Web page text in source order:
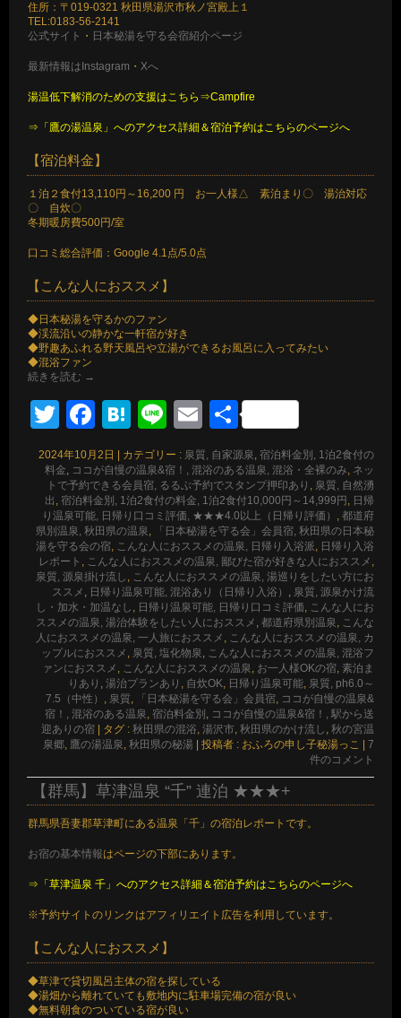
住所：〒019-0321 秋田県湯沢市秋ノ宮殿上１
TEL:0183-56-2141
公式サイト ・ 日本秘湯を守る会宿紹介ページ
最新情報はInstagram ・Xへ
湯温低下解消のための支援はこちら⇒Campfire
⇒「鷹の湯温泉」へのアクセス詳細＆宿泊予約はこちらのページへ
【宿泊料金】
１泊２食付13,110円～16,200 円 お一人様△ 素泊まり〇 湯治対応
〇 自炊〇
冬期暖房費500円/室
口コミ総合評価：Google 4.1点/5.0点
【こんな人におススメ】
◆日本秘湯を守るかのファン
◆渓流沿いの静かな一軒宿が好き
◆野趣あふれる野天風呂や立湯ができるお風呂に入ってみたい
◆混浴ファン
続きを読む →
TwitterFacebook
Hatena
LineEmail
共
有
2024年10月2日 カテゴリー : 泉質, 自家源泉, 宿泊料金別, 1泊2食付の
料金, ココが自慢の温泉&宿！, 混浴のある温泉, 混浴・全裸のみ, ネッ
トで予約できる会員宿, るるぶ予約でスタンプ押印あり , 泉質, 自然湧
出 , 宿泊料金別, 1泊2食付の料金, 1泊2食付10,000円～14,999円 , 日帰
り温泉可能, 日帰り口コミ評価, ★★★4.0以上（日帰り評価） , 都道府
県別温泉, 秋田県の温泉,
「日本秘湯を守る会」会員宿, 秋田県の日本秘
湯を守る会の宿, こんな人におススメの温泉, 日帰り入浴派, 日帰り入浴
レポート , こんな人におススメの温泉, 鄙びた宿が好きな人におススメ ,
泉質, 源泉掛け流し , こんな人におススメの温泉, 湯巡りをしたい方にお
ススメ , 日帰り温泉可能, 混浴あり（日帰り入浴） , 泉質, 源泉かけ流
し・加水・加温なし , 日帰り温泉可能, 日帰り口コミ評価, こんな人にお
ススメの温泉, 湯治体験をしたい人におススメ , 都道府県別温泉, こんな
人におススメの温泉, 一人旅におススメ , こんな人におススメの温泉, カ
ップルにおススメ , 泉質, 塩化物泉, こんな人におススメの温泉, 混浴フ
ァンにおススメ , こんな人におススメの温泉, お一人様OKの宿, 素泊ま
りあり , 湯治プランあり , 自炊OK, 日帰り温泉可能, 泉質, ph6.0～
7.5（中性） , 泉質, 「日本秘湯を守る会」会員宿, ココが自慢の温泉&
宿！, 混浴のある温泉, 宿泊料金別 , ココが自慢の温泉&宿！, 駅から送
迎ありの宿
タグ : 秋田県の混浴, 湯沢市, 秋田県のかけ流し , 秋の宮温
泉郷, 鷹の湯温泉, 秋田県の秘湯 投稿者 : おふろの申し子秘湯っこ
7
件のコメント
【群馬】草津温泉 “千” 連泊 ★★★+
群馬県吾妻郡草津町にある温泉「千」の宿泊レポートです。
お宿の基本情報はページの下部にあります。
⇒「草津温泉 千」へのアクセス詳細＆宿泊予約はこちらのページへ
※予約サイトのリンクはアフィリエイト広告を利用しています。
【こんな人におススメ】
◆草津で貸切風呂主体の宿を探している
◆湯畑から離れていても敷地内に駐車場完備の宿が良い
◆無料朝食のついている宿が良い